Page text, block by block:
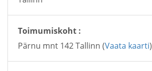
Toimumiskoht :
Pärnu mnt 142 Tallinn (Vaata kaarti)